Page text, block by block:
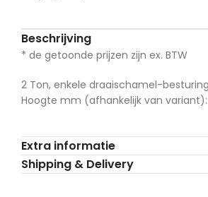
Beschrijving
* de getoonde prijzen zijn ex. BTW
2 Ton, enkele draaischamel-besturing
Hoogte mm (afhankelijk van variant):
Extra informatie
Shipping & Delivery